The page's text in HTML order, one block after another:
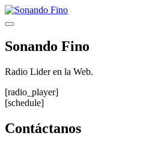
Saltar
al
Menú
Sonando Fino
Radio Lider en la Web.
[radio_player]
[schedule]
Contáctanos